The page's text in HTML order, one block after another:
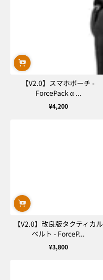
【V2.0】スマホポーチ -
ForcePack α ...
通
¥4,200
【V2.0】改良版タクティカル
ベルト - ForceP...
通
¥3,800